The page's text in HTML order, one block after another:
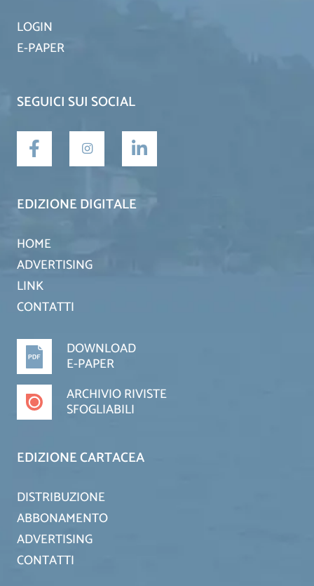
LOGIN
E-PAPER
SEGUICI SUI SOCIAL
EDIZIONE DIGITALE
HOME
ADVERTISING
LINK
CONTATTI
DOWNLOAD
E-PAPER
ARCHIVIO RIVISTE
SFOGLIABILI
EDIZIONE CARTACEA
DISTRIBUZIONE
ABBONAMENTO
ADVERTISING
CONTATTI